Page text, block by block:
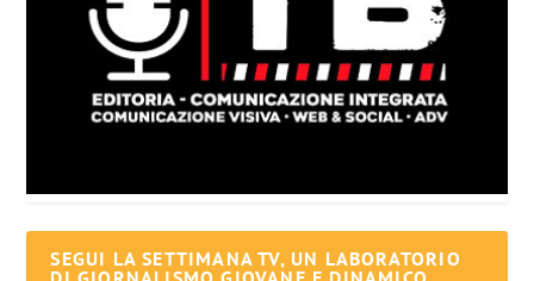
SEGUI LA SETTIMANA TV, UN LABORATORIO